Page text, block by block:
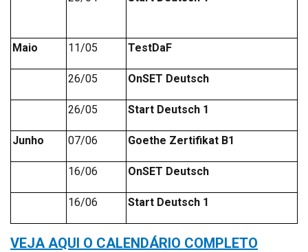
Maio 11/05 TestDaF
26/05 OnSET Deutsch
26/05 Start Deutsch 1
Junho 07/06 Goethe Zertifikat B1
16/06 OnSET Deutsch
16/06 Start Deutsch 1
VEJA AQUI O CALENDÁRIO COMPLETO